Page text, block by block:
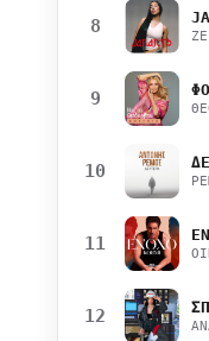
8
9
10
11
12